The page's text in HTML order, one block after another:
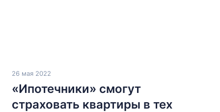
26 мая 2022
«Ипотечники» смогут
страховать квартиры в тех